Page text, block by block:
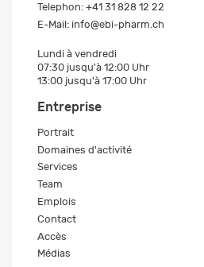
Telephon: +41 31 828 12 22
E-Mail: info@ebi-pharm.ch
Lundi à vendredi
07:30 jusqu'à 12:00 Uhr
13:00 jusqu'à 17:00 Uhr
Entreprise
Portrait
Domaines d'activité
Services
Team
Emplois
Contact
Accès
Médias